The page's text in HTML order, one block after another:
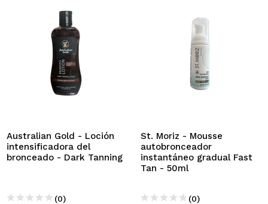
Australian Gold - Loción
intensificadora del
bronceado - Dark Tanning
(0)
St. Moriz - Mousse
autobronceador
instantáneo gradual Fast
Tan - 50ml
(0)